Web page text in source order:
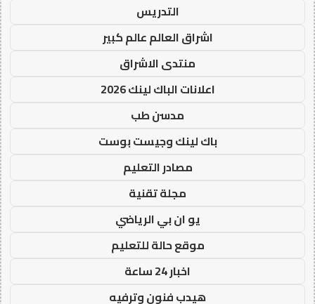
التدريس
اشراق العالم عالم كبير
منتدى الاشراق
اعلانات الباك لينك 2026
مدسن طب
باك لينك وجيست بوست
مصادر التعليم
مجلة تقنية
يو ان بي الرياضي
موقع حالة للتعليم
اخبار 24 ساعة
هيدب فنون وترفيه